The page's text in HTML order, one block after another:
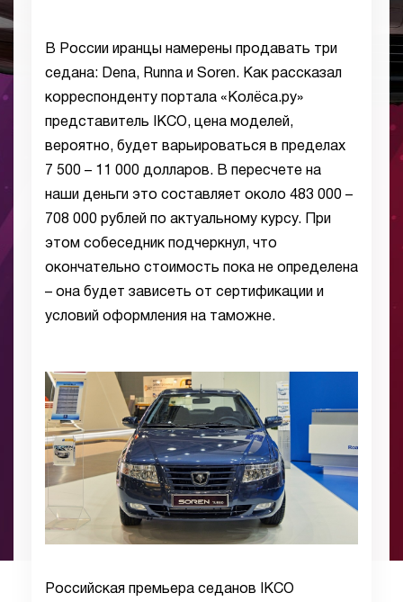
В России иранцы намерены продавать три
седана: Dena, Runna и Soren. Как рассказал
корреспонденту портала «Колёса.ру»
представитель IKCO, цена моделей,
вероятно, будет варьироваться в пределах
7 500 – 11 000 долларов. В пересчете на
наши деньги это составляет около 483 000 –
708 000 рублей по актуальному курсу. При
этом собеседник подчеркнул, что
окончательно стоимость пока не определена
– она будет зависеть от сертификации и
условий оформления на таможне.
Российская премьера седанов IKCO